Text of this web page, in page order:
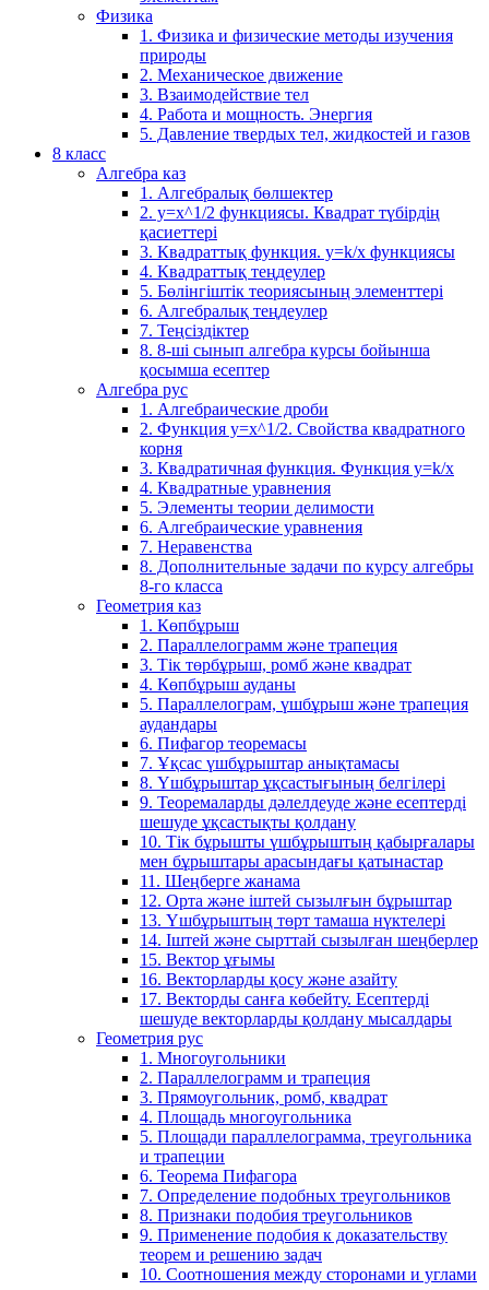
Физика
1. Физика и физические методы изучения
природы
2. Механическое движение
3. Взаимодействие тел
4. Работа и мощность. Энергия
5. Давление твердых тел, жидкостей и газов
8 класс
Алгебра каз
1. Алгебралық бөлшектер
2. у=х^1/2 функциясы. Квадрат түбірдің
қасиеттері
3. Квадраттық функция. у=k/x функциясы
4. Квадраттық теңдеулер
5. Бөлінгіштік теориясының элементтері
6. Алгебралық теңдеулер
7. Теңсіздіктер
8. 8-ші сынып алгебра курсы бойынша
қосымша есептер
Алгебра рус
1. Алгебраические дроби
2. Функция y=x^1/2. Свойства квадратного
корня
3. Квадратичная функция. Функция у=k/x
4. Квадратные уравнения
5. Элементы теории делимости
6. Алгебраические уравнения
7. Неравенства
8. Дополнительные задачи по курсу алгебры
8-го класса
Геометрия каз
1. Көпбұрыш
2. Параллелограмм және трапеция
3. Тік төрбұрыш, ромб және квадрат
4. Көпбұрыш ауданы
5. Параллелограм, үшбұрыш және трапеция
аудандары
6. Пифагор теоремасы
7. Ұқсас үшбұрыштар анықтамасы
8. Үшбұрыштар ұқсастығының белгілері
9. Теоремаларды дәлелдеуде және есептерді
шешуде ұқсастықты қолдану
10. Тік бұрышты үшбұрыштың қабырғалары
мен бұрыштары арасындағы қатынастар
11. Шеңберге жанама
12. Орта және іштей сызылғын бұрыштар
13. Үшбұрыштың төрт тамаша нүктелері
14. Іштей және сырттай сызылған шеңберлер
15. Вектор ұғымы
16. Векторларды қосу және азайту
17. Векторды санға көбейту. Есептерді
шешуде векторларды қолдану мысалдары
Геометрия рус
1. Многоугольники
2. Параллелограмм и трапеция
3. Прямоугольник, ромб, квадрат
4. Площадь многоугольника
5. Площади параллелограмма, треугольника
и трапеции
6. Теорема Пифагора
7. Определение подобных треугольников
8. Признаки подобия треугольников
9. Применение подобия к доказательству
теорем и решению задач
10. Соотношения между сторонами и углами